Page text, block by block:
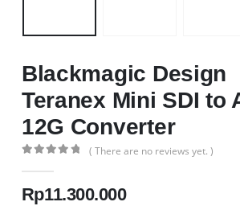
Blackmagic Design
Teranex Mini SDI to
12G Converter
( There are no reviews yet. )
Rp11.300.000